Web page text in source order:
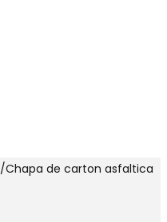
/Chapa de carton asfaltica